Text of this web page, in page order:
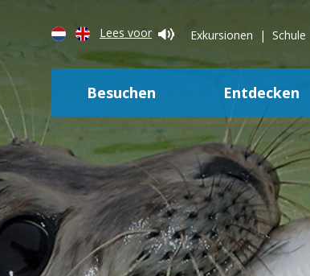
Lees voor Exkursionen Schule
Besuchen Entdecken